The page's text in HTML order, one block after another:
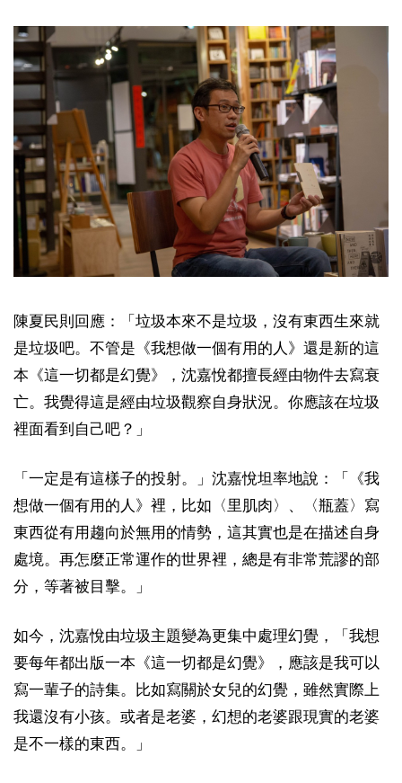
陳夏民則回應：「垃圾本來不是垃圾，沒有東西生來就
是垃圾吧。不管是《我想做一個有用的人》還是新的這
本《這一切都是幻覺》，沈嘉悅都擅長經由物件去寫衰
亡。我覺得這是經由垃圾觀察自身狀況。你應該在垃圾
裡面看到自己吧？」
「一定是有這樣子的投射。」沈嘉悅坦率地說：「《我
想做一個有用的人》裡，比如〈里肌肉〉、〈瓶蓋〉寫
東西從有用趨向於無用的情勢，這其實也是在描述自身
處境。再怎麼正常運作的世界裡，總是有非常荒謬的部
分，等著被目擊。」
如今，沈嘉悅由垃圾主題變為更集中處理幻覺，「我想
要每年都出版一本《這一切都是幻覺》，應該是我可以
寫一輩子的詩集。比如寫關於女兒的幻覺，雖然實際上
我還沒有小孩。或者是老婆，幻想的老婆跟現實的老婆
是不一樣的東西。」